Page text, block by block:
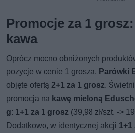
Promocje za 1
kawa
Oprócz mocno obniżonych
pozycje w cenie 1 grosza. Parówki
objęte ofertą2+1 za 1 grosz.
promocja na kawę mieloną
g: 1+1 za 1 grosz (39,98 zł/szt. ->
Dodatkowo, w identycznej akcji 1+1